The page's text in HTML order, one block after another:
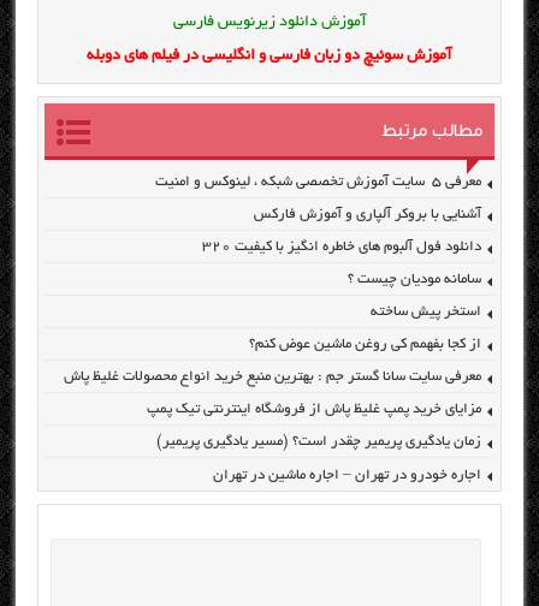
آموزش دانلود زیرنویس فارسی
آموزش سوئیچ دو زبان فارسی و انگلیسی در فیلم های دوبله
مطالب مرتبط
معرفی ۵ سایت آموزش تخصصی شبکه ، لینوکس و امنیت
آشنایی با بروکر آلپاری و آموزش فارکس
دانلود فول آلبوم های خاطره انگیز با کیفیت ۳۲۰
سامانه مودیان چیست ؟
استخر پیش ساخته
از کجا بفهمم کی روغن ماشین عوض کنم؟
معرفی سایت سانا گستر جم : بهترین منبع خرید انواع محصولات غلیظ پاش
مزایای خرید پمپ غلیظ پاش از فروشگاه اینترنتی تیک پمپ
زمان یادگیری پریمیر چقدر است؟ (مسیر یادگیری پریمیر)
اجاره خودرو در تهران – اجاره ماشین در تهران